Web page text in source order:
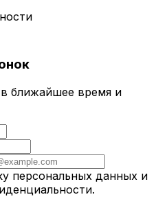
ближайшее время и
персональных данных и
.